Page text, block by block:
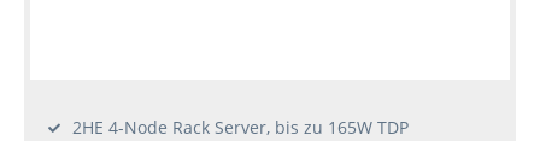
2HE 4-Node Rack Server, bis zu 165W TDP